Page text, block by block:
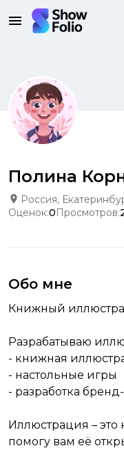
Полина
Россия,
Оценок:0Просмотров:
Обо мне
Книжный
Разрабатываю
- книжная
- настольные игры
- разработка
Иллюстрация – это
помогу вам её